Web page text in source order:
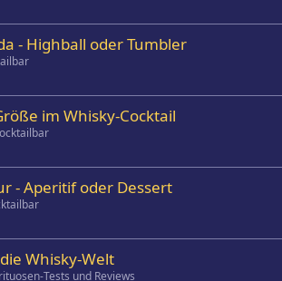
- Highball oder Tumbler
im Whisky-Cocktail
- Aperitif oder Dessert
Whisky-Welt
Tests und Reviews